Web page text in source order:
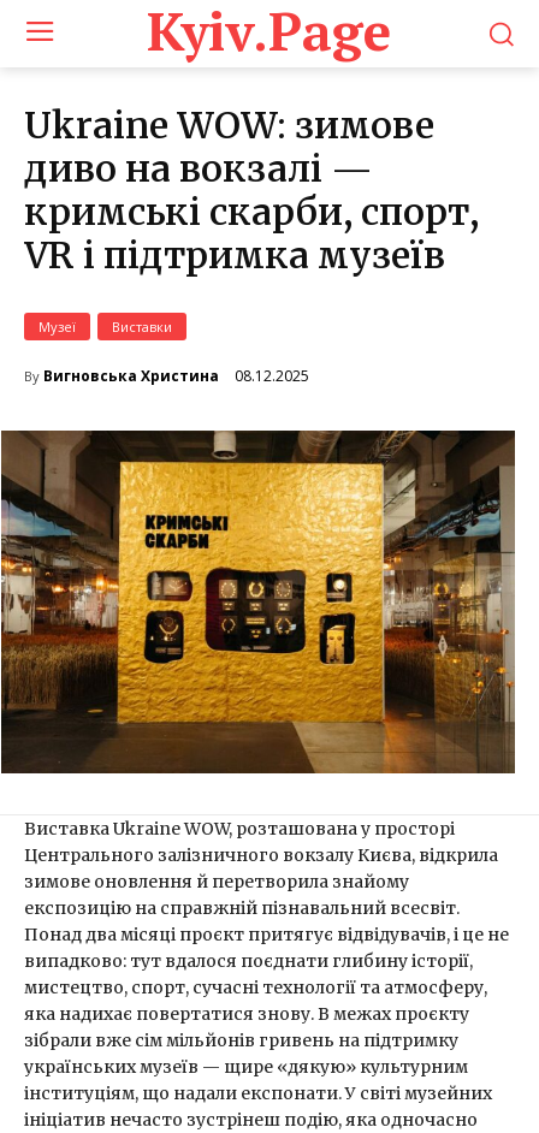
Kyiv.Page
Ukraine WOW: зимове
диво на вокзалі —
кримські скарби, спорт,
VR і підтримка музеїв
Музеї Виставки
By Вигновська Христина 08.12.2025
Виставка Ukraine WOW, розташована у просторі
Центрального залізничного вокзалу Києва, відкрила
зимове оновлення й перетворила знайому
експозицію на справжній пізнавальний всесвіт.
Понад два місяці проєкт притягує відвідувачів, і це не
випадково: тут вдалося поєднати глибину історії,
мистецтво, спорт, сучасні технології та атмосферу,
яка надихає повертатися знову. В межах проєкту
зібрали вже сім мільйонів гривень на підтримку
українських музеїв — щире «дякую» культурним
інституціям, що надали експонати. У світі музейних
ініціатив нечасто зустрінеш подію, яка одночасно